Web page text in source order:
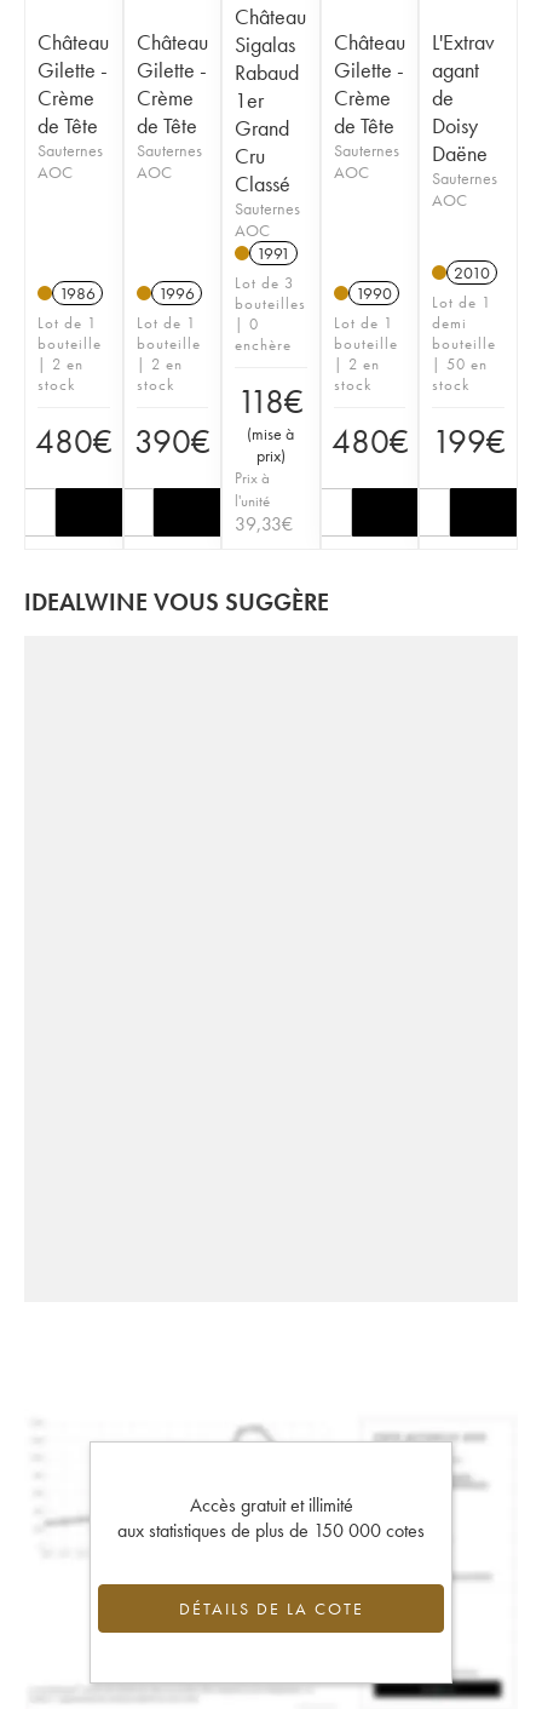
Château
Gilette -
Crème
de Tête
Sauternes
AOC
1986
Lot de 1
bouteille
| 2 en
stock
480€
Château
Gilette -
Crème
de Tête
Sauternes
AOC
1996
Lot de 1
bouteille
| 2 en
stock
390€
Château
Sigalas
Rabaud
1er
Grand
Cru
Classé
Sauternes
AOC
1991
Lot de 3
bouteilles
| 0
enchère
118€
(mise à
prix)
Prix à
l'unité
39,33€
Château
Gilette -
Crème
de Tête
Sauternes
AOC
1990
Lot de 1
bouteille
| 2 en
stock
480€
L'Extrav
agant
de
Doisy
Daëne
Sauternes
AOC
2010
Lot de 1
demi
bouteille
| 50 en
stock
199€
IDEALWINE VOUS SUGGÈRE
Accès gratuit et illimité
aux statistiques de plus de 150 000 cotes
DÉTAILS DE LA COTE